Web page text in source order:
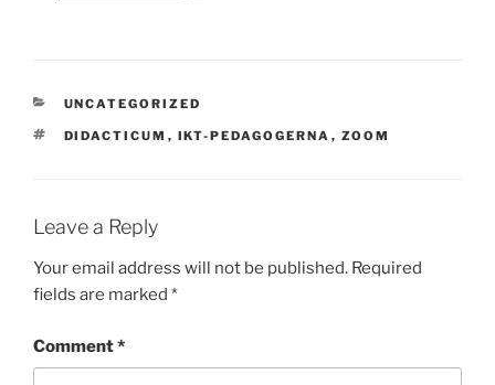
CATEGORIES
UNCATEGORIZED
TAGS
DIDACTICUM , IKT-PEDAGOGERNA , ZOOM
Leave a Reply
Your email address will not be published. Required
fields are marked *
Comment*